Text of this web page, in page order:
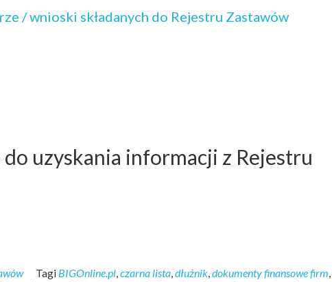
/ wnioski składanych do Rejestru Zastawów
uzyskania informacji z Rejestru
Tagi BIGOnline.pl,czarna lista,dłużnik,dokumenty finansowe firm,